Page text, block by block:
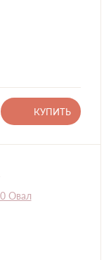
КУПИТЬ